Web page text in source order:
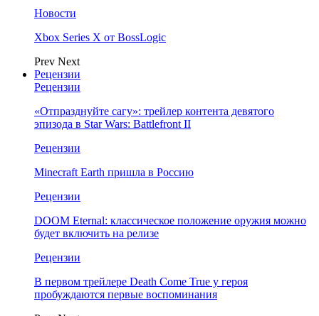
Новости
Xbox Series X от BossLogic
Prev Next
Рецензии
Рецензии
«Отпразднуйте сагу»: трейлер контента девятого
эпизода в Star Wars: Battlefront II
Рецензии
Minecraft Earth пришла в Россию
Рецензии
DOOM Eternal: классическое положение оружия можно
будет включить на релизе
Рецензии
В первом трейлере Death Come True у героя
пробуждаются первые воспоминания